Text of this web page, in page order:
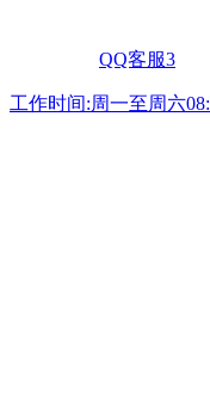
QQ客服3
工作时间:周一至周六